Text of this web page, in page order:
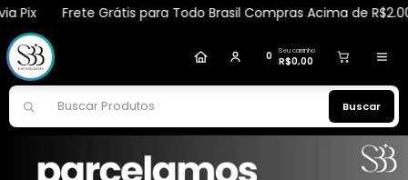
Frete Grátis para Todo Brasil Compras Acima de
0 Seu carrinho
R$0,00
Buscar
MARIZAcomprou Perfume Ferous Black
Pedido de R$ 2.211,88